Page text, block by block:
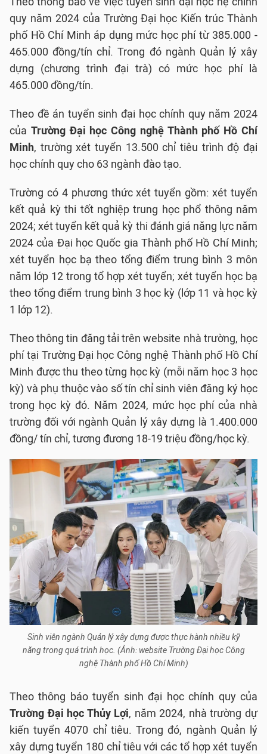
quy năm 2024 của Trường Đại học Kiến trúc Thành
phố Hồ Chí Minh áp dụng mức học phí từ 385.000 -
465.000 đồng/tín chỉ. Trong đó ngành Quản lý xây
dựng (chương trình đại trà) có mức học phí là
465.000 đồng/tín.
Theo đề án tuyển sinh đại học chính quy năm 2024
của Trường Đại học Công nghệ Thành phố Hồ Chí
Minh, trường xét tuyển 13.500 chỉ tiêu trình độ đại
học chính quy cho 63 ngành đào tạo.
Trường có 4 phương thức xét tuyển gồm: xét tuyển
kết quả kỳ thi tốt nghiệp trung học phổ thông năm
2024; xét tuyển kết quả kỳ thi đánh giá năng lực năm
2024 của Đại học Quốc gia Thành phố Hồ Chí Minh;
xét tuyển học bạ theo tổng điểm trung bình 3 môn
năm lớp 12 trong tổ hợp xét tuyển; xét tuyển học bạ
theo tổng điểm trung bình 3 học kỳ (lớp 11 và học kỳ
1 lớp 12).
Theo thông tin đăng tải trên website nhà trường, học
phí tại Trường Đại học Công nghệ Thành phố Hồ Chí
Minh được thu theo từng học kỳ (mỗi năm học 3 học
kỳ) và phụ thuộc vào số tín chỉ sinh viên đăng ký học
trong học kỳ đó. Năm 2024, mức học phí của nhà
trường đối với ngành Quản lý xây dựng là 1.400.000
đồng/ tín chỉ, tương đương 18-19 triệu đồng/học kỳ.
Sinh viên ngành Quản lý xây dựng được thực hành nhiều kỹ
năng trong quá trình học. (Ảnh: website Trường Đại học Công
nghệ Thành phố Hồ Chí Minh)
Theo thông báo tuyển sinh đại học chính quy của
Trường Đại học Thủy Lợi, năm 2024, nhà trường dự
kiến tuyển 4070 chỉ tiêu. Trong đó, ngành Quản lý
xây dựng tuyển 180 chỉ tiêu với các tổ hợp xét tuyển